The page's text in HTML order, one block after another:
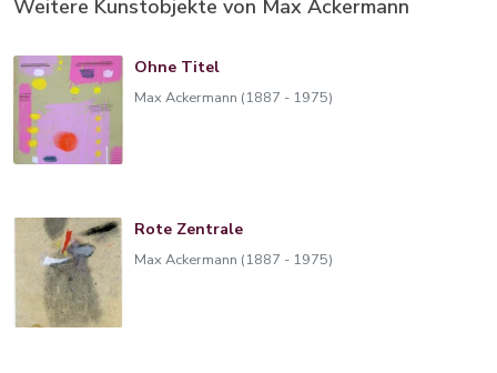
Weitere Kunstobjekte von Max Ackermann
Ohne Titel
Max Ackermann (1887 - 1975)
Rote Zentrale
Max Ackermann (1887 - 1975)